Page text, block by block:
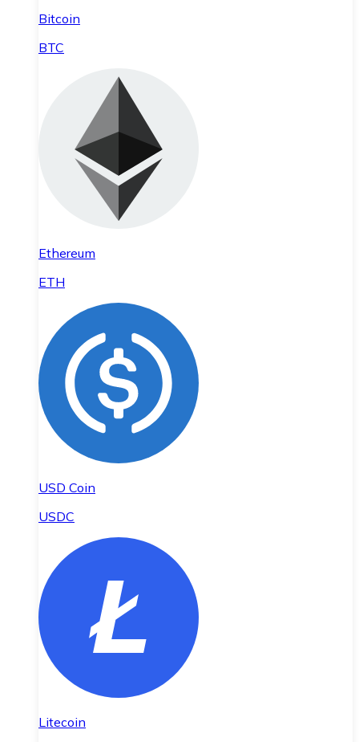
Bitcoin
BTC
Ethereum
ETH
USD Coin
USDC
Litecoin